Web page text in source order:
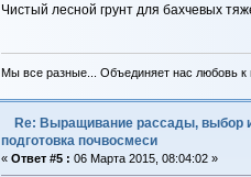
Чистый лесной грунт для бахчевых
Мы все разные... Объединяет нас любовь к
Re: Выращивание рассады, выбор
подготовка почвосмеси
« Ответ #5 : 06 Марта 2015, 08:04:02 »